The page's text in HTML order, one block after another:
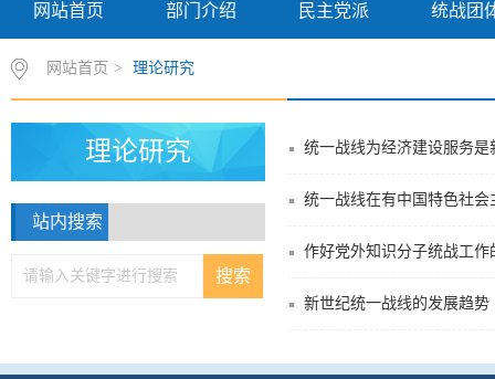
网站首页 部门介绍 民主党派 统战团
网站首页 > 理论研究
理论研究
站内搜索
统一战线为经济建设服务
统一战线在有中国特色社
作好党外知识分子统战工作
新世纪统一战线的发展趋势